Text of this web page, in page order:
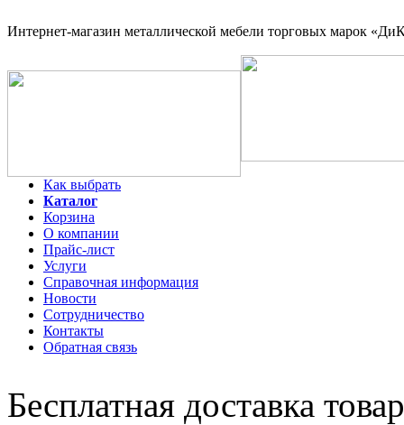
Интернет-магазин металлической мебели торговых марок
Как выбрать
Каталог
Корзина
О компании
Прайс-лист
Услуги
Справочная информация
Новости
Сотрудничество
Контакты
Обратная связь
Бесплатная доставка